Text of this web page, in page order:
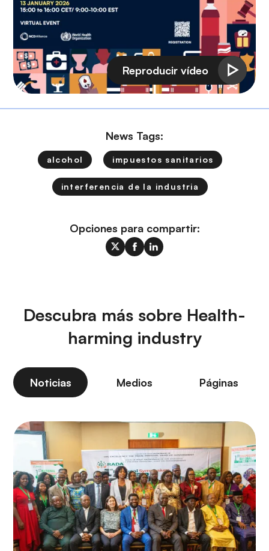
News Tags:
alcohol impuestos sanitarios
interferencia de la industria
Opciones para compartir:
Descubra más sobre Health-
harming industry
Noticias Medios Páginas